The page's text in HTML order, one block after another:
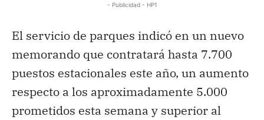
- Publicidad - HP1
El servicio de parques indicó en un nuevo
memorando que contratará hasta 7.700
puestos estacionales este año, un aumento
respecto a los aproximadamente 5.000
prometidos esta semana y superior al